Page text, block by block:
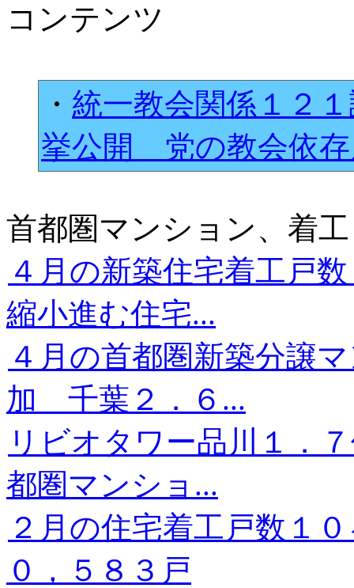
コンテンツ
・ 統一教会関係１２
挙公開 党の教会依
首都圏マンション、着
４月の新築住宅着工戸
縮小進む住宅...
４月の首都圏新築分譲
加 千葉２．６...
リビオタワー品川１．
都圏マンショ...
２月の住宅着工戸数１
０，５８３戸